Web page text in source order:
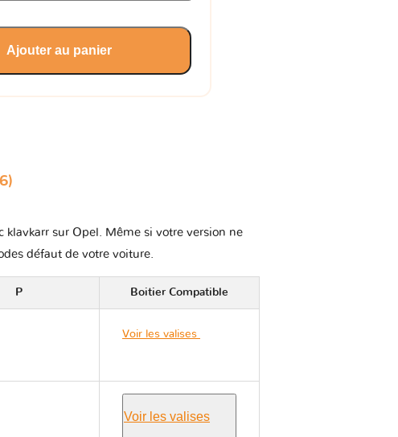
Ajouter au panier
sur Opel. Même si votre version ne
défaut de votre voiture.
P Boitier Compatible
Voir les valises
Voir les valises